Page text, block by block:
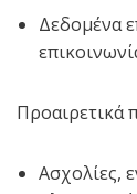
Δεδομένα
Προαιρετικά
Ασχολίες,